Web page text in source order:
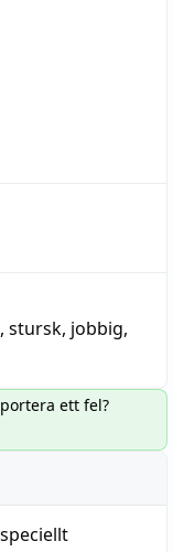
, stursk, jobbig,
ett fel?